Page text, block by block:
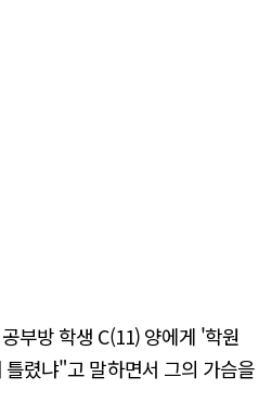
부방 학생 C(11) 양에게 '학원
렸냐"고 말하면서 그의 가슴을